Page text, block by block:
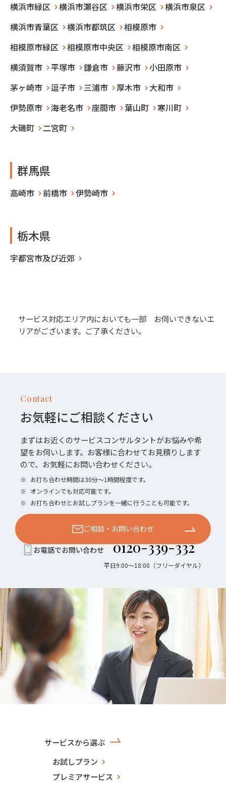
横浜市緑区
横浜市瀬谷区 横浜市栄区
横浜市泉区
横浜市青葉区
横浜市都筑区
相模原市
相模原市緑区
相模原市中央区
相模原市南区
横須賀市
平塚市 鎌倉市 藤沢市
小田原市
茅ヶ崎市
逗子市 三浦市 厚木市
大和市
伊勢原市
海老名市 座間市 葉山町
寒川町
大磯町
二宮町
群馬県
高崎市 前橋市 伊勢崎市
栃木県
宇都宮市及び近郊
サービス対応エリア内においても一部 お伺いできないエ
リアがございます。ご了承ください。
Contact
お気軽にご相談ください
まずはお近くのサービスコンサルタントがお悩みや希
望をお伺いします。お客様に合わせてお見積りします
ので、お気軽にお問い合わせください。
※ お打ち合わせ時間は30分〜1時間程度です。
※ オンラインでも対応可能です。
※ お打ち合わせとお試しプランを一緒に行うことも可能です。
ご相談・お問い合わせ
お電話でお問い合わせ 0120-339-332
平日9:00〜18:00（フリーダイヤル）
サービスから選ぶ
お試しプラン
プレミアサービス